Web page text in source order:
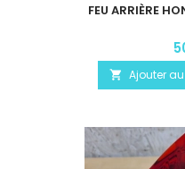
FEU ARRIÈRE
 Ajouter